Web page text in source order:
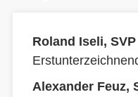
Roland Iseli, SVP
Alexander Feuz,